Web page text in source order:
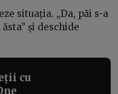
situația. „Da, păi s-a
și deschide
cu